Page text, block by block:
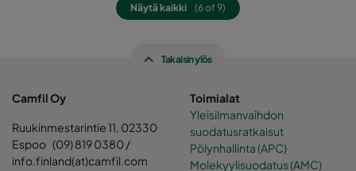
Näytä kaikki (6 of 9)
Takaisin ylös
Camfil Oy
Ruukinmestarintie 11, 02330
Espoo (09) 819 0380 /
info.finland(at)camfil.com
Toimialat
Yleisilmanvaihdon
suodatusratkaisut
Pölynhallinta (APC)
Molekyylisuodatus (AMC)